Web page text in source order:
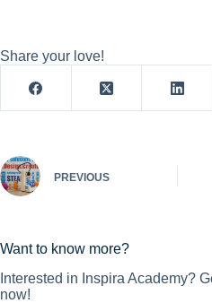
Share your love!
PREVIOUS
Want to know more?
Interested in Inspira Academy?
now!